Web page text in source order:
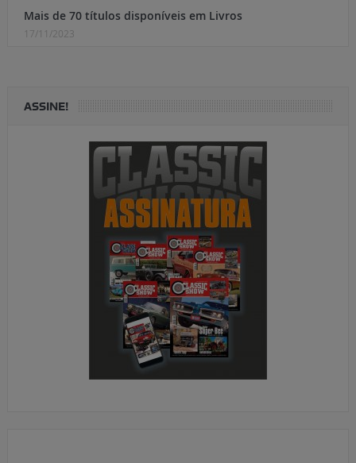
Mais de 70 títulos disponíveis em Livros
17/11/2023
ASSINE!